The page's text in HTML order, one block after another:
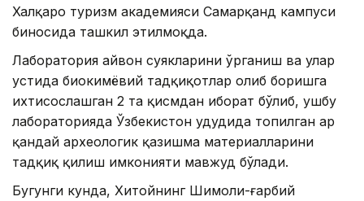
Халқаро туризм академияси Самарқанд кампуси
биносида ташкил этилмоқда.
Лаборатория ҳайвон суякларини ўрганиш ва улар
устида биокимёвий тадқиқотлар олиб боришга
ихтисослашган 2 та қисмдан иборат бўлиб, ушбу
лабораторияда Ўзбекистон ҳудудида топилган ҳар
қандай археологик қазишма материалларини
тадқиқ қилиш имконияти мавжуд бўлади.
Бугунги кунда, Хитойнинг Шимоли-ғарбий